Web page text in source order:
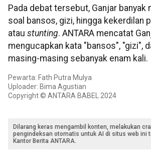
Pada debat tersebut, Ganjar banyak
soal bansos, gizi, hingga kekerdilan
atau stunting. ANTARA mencatat
mengucapkan kata "bansos", "gizi",
masing-masing sebanyak enam kali.
Pewarta: Fath Putra Mulya
Uploader: Bima Agustian
Copyright © ANTARA BABEL 2024
Dilarang keras mengambil konten, melakukan
pengindeksan otomatis untuk AI di situs web ini
Kantor Berita ANTARA.